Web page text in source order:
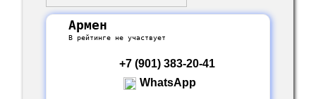
Армен
В рейтинге не участвует
+7 (901) 383-20-41
WhatsApp